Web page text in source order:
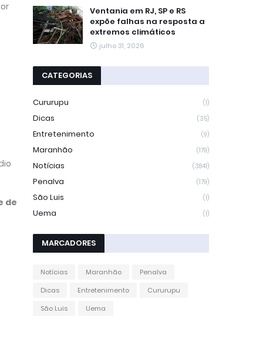
de
Ventania em RJ, SP e RS
expõe falhas na resposta a
extremos climáticos
julho 31, 2026
CATEGORIAS
Cururupu (1)
Dicas (35)
Entretenimento (9)
Maranhão (179)
Notícias (3841)
Penalva (179)
São Luis (1)
Uema (1)
MARCADORES
Notícias Maranhão
Penalva
Dicas
Entretenimento
Cururupu
São Luis
Uema